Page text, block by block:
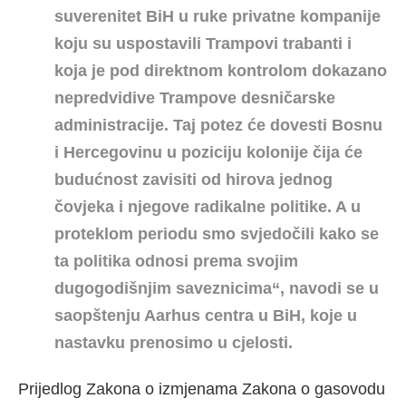
suverenitet BiH u ruke privatne kompanije
koju su uspostavili Trampovi trabanti i
koja je pod direktnom kontrolom dokazano
nepredvidive Trampove desničarske
administracije. Taj potez će dovesti Bosnu
i Hercegovinu u poziciju kolonije čija će
budućnost zavisiti od hirova jednog
čovjeka i njegove radikalne politike. A u
proteklom periodu smo svjedočili kako se
ta politika odnosi prema svojim
dugogodišnjim saveznicima“, navodi se u
saopštenju Aarhus centra u BiH, koje u
nastavku prenosimo u cjelosti.
Prijedlog Zakona o izmjenama Zakona o gasovodu